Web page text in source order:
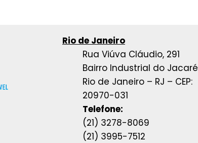
Rio de Janeiro
Rua Viúva Cláudio, 291
Bairro Industrial do Jacaré
Rio de Janeiro – RJ – CEP:
20970-031
Telefone:
(21) 3278-8069
(21) 3995-7512